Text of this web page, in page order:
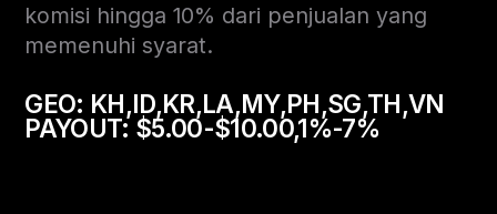
komisi hingga 10% dari penjualan yang
memenuhi syarat.
GEO: KH,ID,KR,LA,MY,PH,SG,TH,VN
PAYOUT:$5.00-$10.00,1%-7%